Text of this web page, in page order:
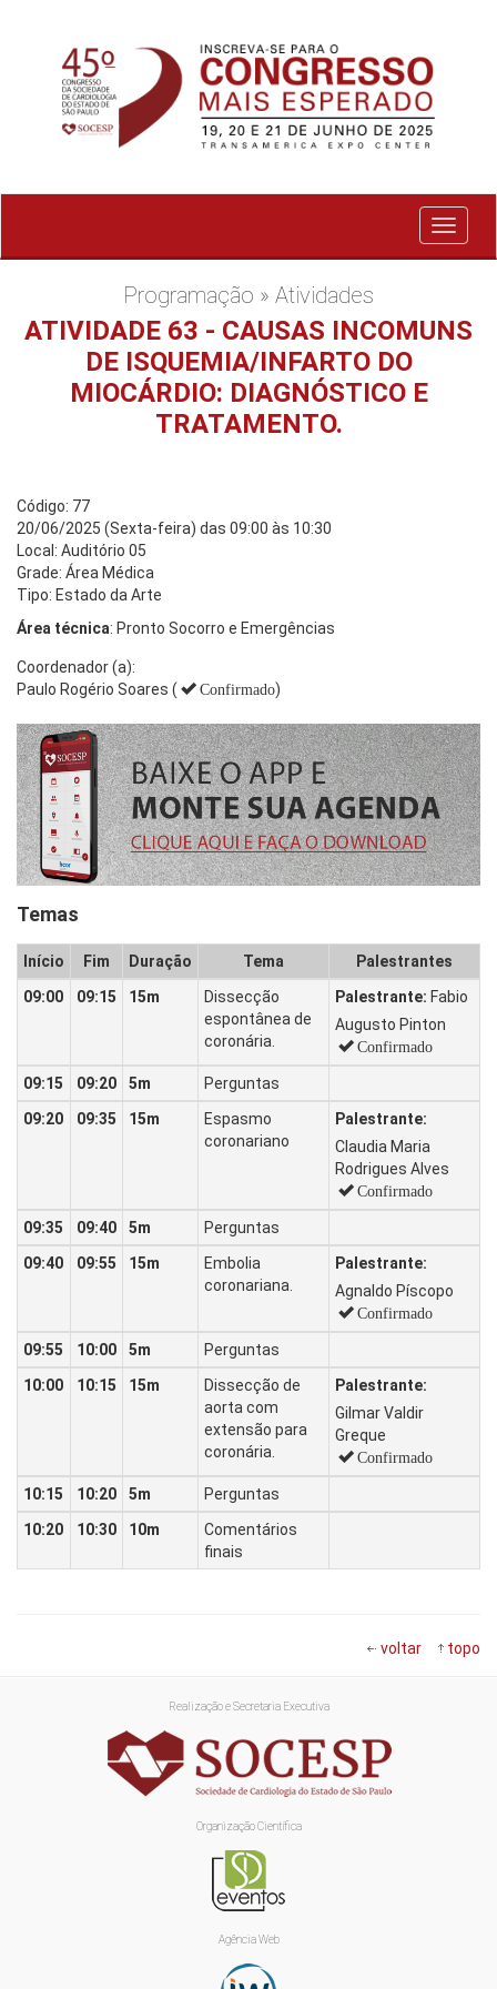
Exibir
menu
Programação » Atividades
ATIVIDADE 63 - CAUSAS INCOMUNS
DE ISQUEMIA/INFARTO DO
MIOCÁRDIO: DIAGNÓSTICO E
TRATAMENTO.
Código: 77
20/06/2025 (Sexta-feira) das 09:00 às 10:30
Local: Auditório 05
Grade: Área Médica
Tipo: Estado da Arte
Área técnica: Pronto Socorro e Emergências
Coordenador (a):
Paulo Rogério Soares (
Confirmado)
Temas
Início Fim Duração Tema
Palestrantes
09:00
09:15 15m
Dissecção
espontânea de
coronária.
Palestrante: Fabio
Augusto Pinton
Confirmado
09:15 09:20 5m
Perguntas
09:20
09:35 15m
Espasmo
coronariano
Palestrante:
Claudia Maria
Rodrigues Alves
Confirmado
09:35 09:40 5m
Perguntas
09:40
09:55 15m
Embolia
coronariana.
Palestrante:
Agnaldo Píscopo
Confirmado
09:55 10:00 5m
Perguntas
10:00
10:15 15m
Dissecção de
aorta com
extensão para
coronária.
Palestrante:
Gilmar Valdir
Greque
Confirmado
10:15 10:20 5m
Perguntas
10:20
10:30 10m
Comentários
finais
voltar topo
Realização e Secretaria Executiva
Organização Científica
Agência Web